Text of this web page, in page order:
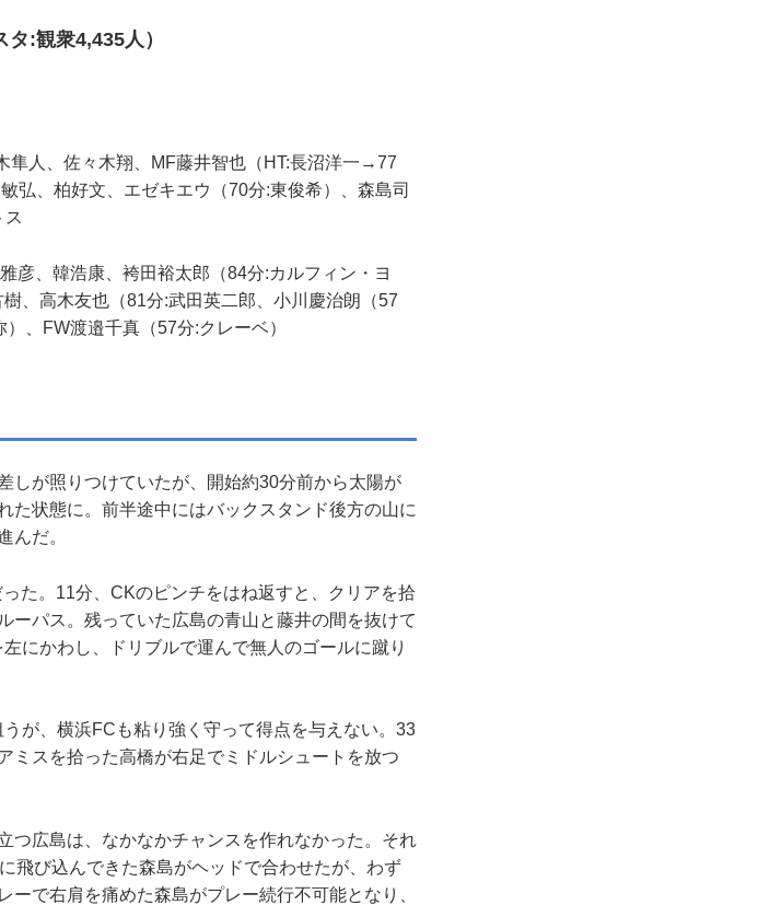
:観衆4,435人）
隼人、佐々木翔、MF藤井智也（HT:長沼洋一→77
弘、柏好文、エゼキエウ（70分:東俊希）、森島司
ス
、韓浩康、袴田裕太郎（84分:カルフィン・ヨ
、高木友也（81分:武田英二郎、小川慶治朗（57
、FW渡邉千真（57分:クレーベ）
が照りつけていたが、開始約30分前から太陽が
た状態に。前半途中にはバックスタンド後方の山に
んだ。
た。11分、CKのピンチをはね返すと、クリアを拾
ーパス。残っていた広島の青山と藤井の間を抜けて
にかわし、ドリブルで運んで無人のゴールに蹴り
が、横浜FCも粘り強く守って得点を与えない。33
ミスを拾った高橋が右足でミドルシュートを放つ
広島は、なかなかチャンスを作れなかった。それ
飛び込んできた森島がヘッドで合わせたが、わず
で右肩を痛めた森島がプレー続行不可能となり、